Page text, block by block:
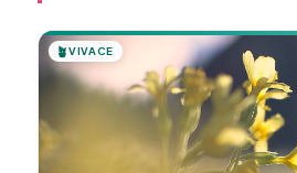
🪴VIVACE